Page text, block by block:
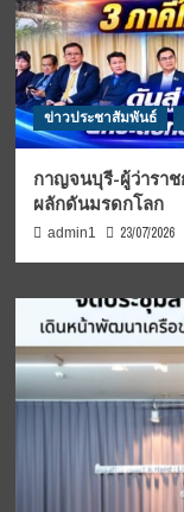
ข่าวประชาสัมพันธ์
กาญจนบุรี-ผู้ว่ารา
ผลักดันมรดกโลก
admin1 23/07/2026